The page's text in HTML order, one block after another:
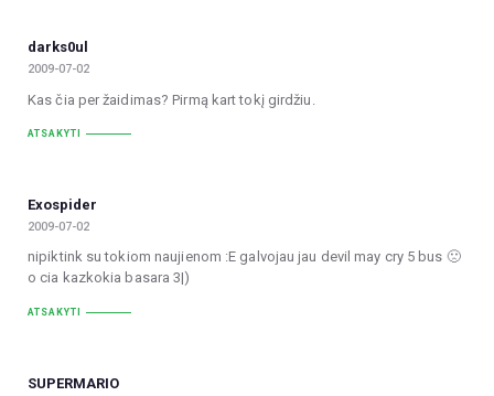
darks0ul
2009-07-02
Kas čia per žaidimas? Pirmą kart tokį girdžiu.
ATSAKYTI
Exospider
2009-07-02
nipiktink su tokiom naujienom :E galvojau jau devil may cry 5 bus 🙁
o cia kazkokia basara 3|)
ATSAKYTI
SUPERMARIO